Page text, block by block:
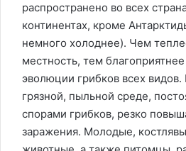
распространено во всех
континентах, кроме
немного холоднее). Чем
местность, тем
эволюции грибков всех
грязной, пыльной среде,
спорами грибков, резко
заражения. Молодые,